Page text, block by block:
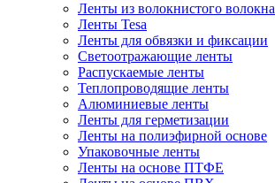
Ленты из волокнистого волокна
Ленты Tesa
Ленты для обвязки и фиксации
Светоотражающие ленты
Распускаемые ленты
Теплопроводящие ленты
Алюминиевые ленты
Ленты для герметизации
Ленты на полиэфирной основе
Упаковочные ленты
Ленты на основе ПТФЕ